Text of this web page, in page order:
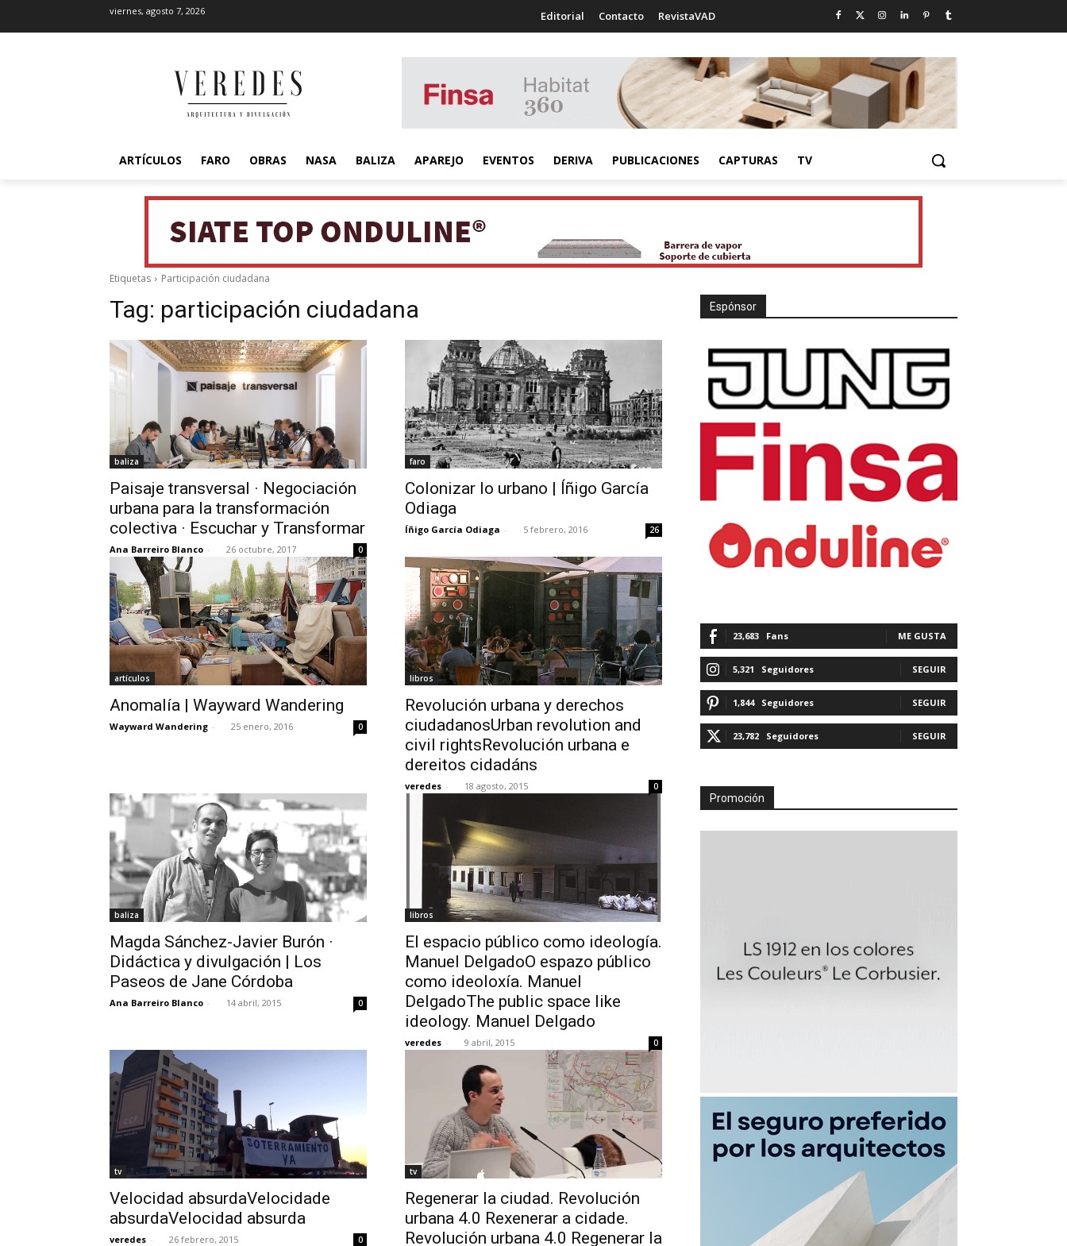
viernes, agosto 7, 2026 Editorial Contacto RevistaVAD
ARTÍCULOS FARO OBRAS NASA BALIZA APAREJO EVENTOS DERIVA PUBLICACIONES CAPTURAS TV
Etiquetas Participación ciudadana
Tag: participación ciudadana
baliza
Paisaje transversal · Negociación
urbana para la transformación
colectiva · Escuchar y Transformar
Ana Barreiro Blanco - 26 octubre, 2017 0
faro
Colonizar lo urbano | Íñigo García
Odiaga
Íñigo García Odiaga - 5 febrero, 2016 26
artículos
Anomalía | Wayward Wandering
Wayward Wandering - 25 enero, 2016 0
libros
Revolución urbana y derechos
ciudadanosUrban revolution and
civil rightsRevolución urbana e
dereitos cidadáns
veredes - 18 agosto, 2015 0
baliza
Magda Sánchez-Javier Burón ·
Didáctica y divulgación | Los
Paseos de Jane Córdoba
Ana Barreiro Blanco - 14 abril, 2015 0
libros
El espacio público como ideología.
Manuel DelgadoO espazo público
como ideoloxía. Manuel
DelgadoThe public space like
ideology. Manuel Delgado
veredes - 9 abril, 2015 0
tv
Velocidad absurdaVelocidade
absurdaVelocidad absurda
veredes - 26 febrero, 2015 0
tv
Regenerar la ciudad. Revolución
urbana 4.0 Rexenerar a cidade.
Revolución urbana 4.0 Regenerar la
Espónsor
23,683 Fans ME GUSTA
5,321 Seguidores SEGUIR
1,844 Seguidores SEGUIR
23,782 Seguidores SEGUIR
Promoción